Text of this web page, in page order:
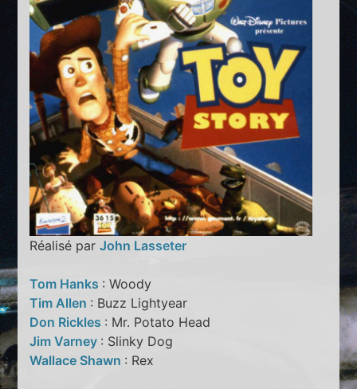
Réalisé parJohn Lasseter
Tom Hanks : Woody
Tim Allen : Buzz Lightyear
Don Rickles : Mr. Potato Head
Jim Varney : Slinky Dog
Wallace Shawn : Rex